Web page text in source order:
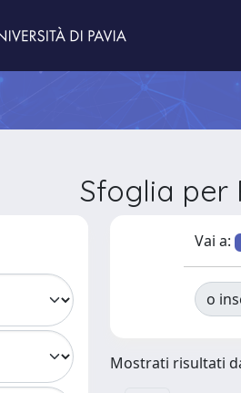
Sfoglia per
Vai a:
o
Mostrati risultati